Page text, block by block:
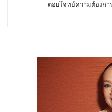
ตอบโจทย์ความต้องกา